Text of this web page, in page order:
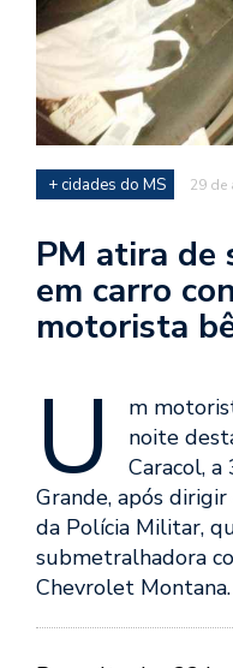
+ cidades do MS 29 de
PM atira de
em carro
motorista
U
m
noite
Caracol,
Grande, após
da Polícia Militar,
submetralhadora
Chevrolet Montana.